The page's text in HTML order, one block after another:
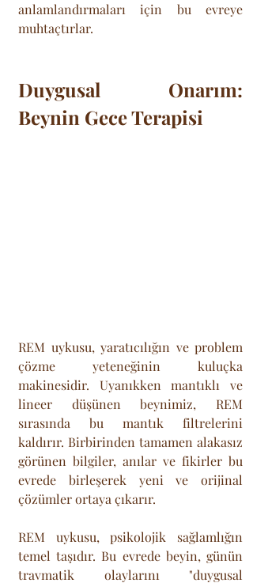
anlamlandırmaları için bu evreye
muhtaçtırlar.
Duygusal Onarım:
Beynin Gece Terapisi
REM uykusu, yaratıcılığın ve problem
çözme yeteneğinin kuluçka
makinesidir. Uyanıkken mantıklı ve
lineer düşünen beynimiz, REM
sırasında bu mantık filtrelerini
kaldırır. Birbirinden tamamen alakasız
görünen bilgiler, anılar ve fikirler bu
evrede birleşerek yeni ve orijinal
çözümler ortaya çıkarır.
REM uykusu, psikolojik sağlamlığın
temel taşıdır. Bu evrede beyin, günün
travmatik olaylarını "duygusal